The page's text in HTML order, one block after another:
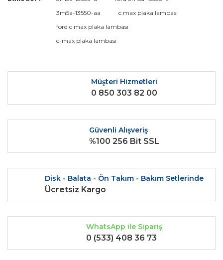
Bu ürüne ilk yorumu siz yapın!
Yorum Yaz
kullanarak tarafımıza iletebilirsiniz.
Görüş ve önerileriniz için teşekkür ederiz.
Ürün bilgilerinde hatalar bulunuyor.
Ürün fiyatı diğer sitelerden daha pahalı.
Bu ürüne benzer farklı alternatifler olmalı.
3m5a-13550-aa
c max plaka lambası
ford c max plaka lambası
c-max plaka lambası
Müşteri Hizmetleri
0 850 303 82 00
Güvenli Alışveriş
%100 256 Bit SSL
Disk - Balata - Ön Takım - Bakım Setlerinde
Ücretsiz Kargo
WhatsApp ile Sipariş
0 (533) 408 36 73